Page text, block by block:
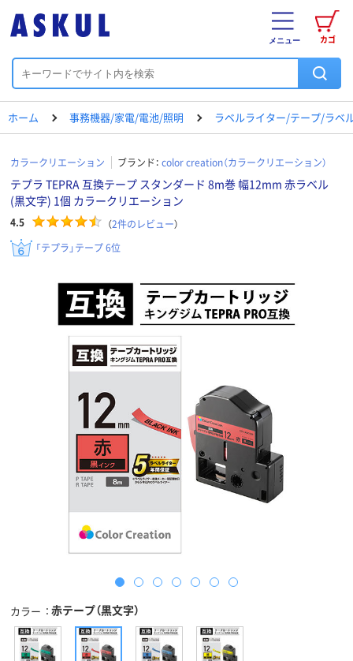
カゴ
メニュー
ホーム 事務機器/家電/電池/照明 ラベルライター/テープ/ラベ
カラークリエーション ブランド： color creation（カラークリエーション）
テプラ TEPRA 互換テープ スタンダード 8m巻 幅12mm 赤ラベル
(黒文字) 1個 カラークリエーション
4.5 （2件のレビュー）
「テプラ」テープ 6位
カラー 赤テープ（黒文字）